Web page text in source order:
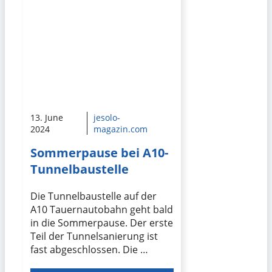
13. June
2024
jesolo-
magazin.com
Sommerpause bei A10-
Tunnelbaustelle
Die Tunnelbaustelle auf der
A10 Tauernautobahn geht bald
in die Sommerpause. Der erste
Teil der Tunnelsanierung ist
fast abgeschlossen. Die …